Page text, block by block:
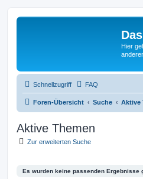
Hier
Schnellzugriff FAQ
Foren-Übersicht Suche Aktive
Aktive Themen
Zur erweiterten Suche
Es wurden keine passenden Ergebnisse